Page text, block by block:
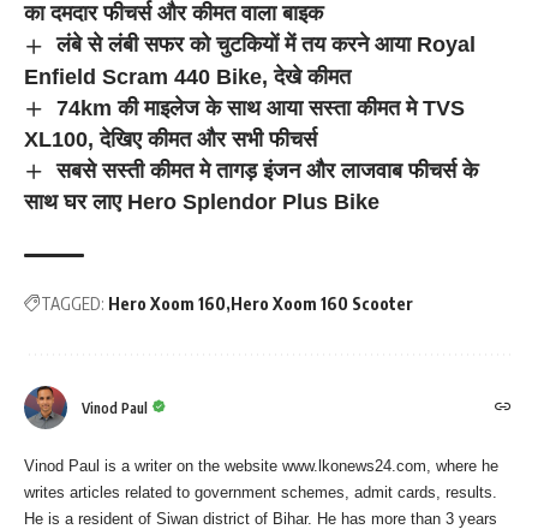
का दमदार फीचर्स और कीमत वाला बाइक
लंबे से लंबी सफर को चुटकियों में तय करने आया Royal
Enfield Scram 440 Bike, देखे कीमत
74km की माइलेज के साथ आया सस्ता कीमत मे TVS
XL100, देखिए कीमत और सभी फीचर्स
सबसे सस्ती कीमत मे तागड़ इंजन और लाजवाब फीचर्स के
साथ घर लाए Hero Splendor Plus Bike
TAGGED: Hero Xoom 160 Hero Xoom 160 Scooter
Vinod Paul
Vinod Paul is a writer on the website www.lkonews24.com, where he
writes articles related to government schemes, admit cards, results.
He is a resident of Siwan district of Bihar. He has more than 3 years